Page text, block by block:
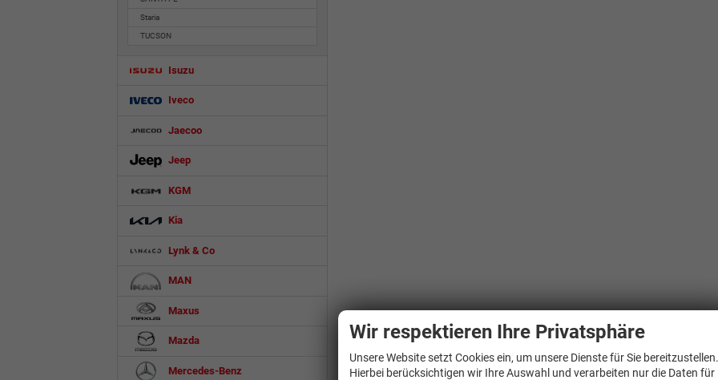
Staria
TUCSON
Isuzu
Iveco
Jaecoo
Jeep
KGM
Kia
Lynk & Co
MAN
Maxus
Mazda
Mercedes-Benz
Wir respektieren Ihre Privatsphäre
Unsere Website setzt Cookies ein, um unsere Dienste für Sie bereitzustellen.
Hierbei berücksichtigen wir Ihre Auswahl und verarbeiten nur die Daten für